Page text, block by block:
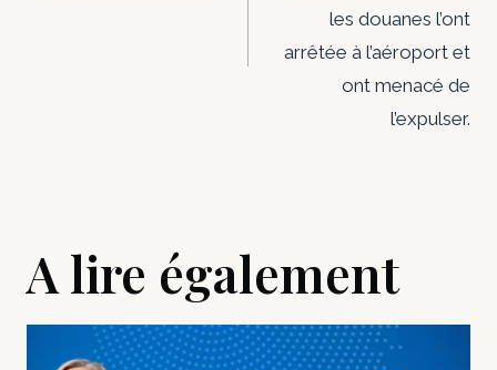
les douanes l’ont
arrêtée à l’aéroport et
ont menacé de
l’expulser.
A lire également